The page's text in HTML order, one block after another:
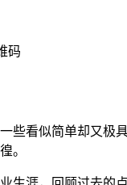
码
些看似简单却又极
。